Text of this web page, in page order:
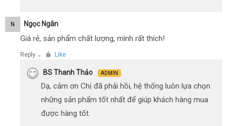
N Ngọc Ngân
Giá rẻ, sản phẩm chất lượng, mình rất thích!
Reply ● Like
BS Thanh Thảo ADMIN
Dạ, cảm ơn Chị đã phải hồi, hệ thống luôn lựa chọn
những sản phẩm tốt nhất để giúp khách hàng mua
được hàng tốt.